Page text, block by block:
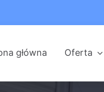
główna Oferta